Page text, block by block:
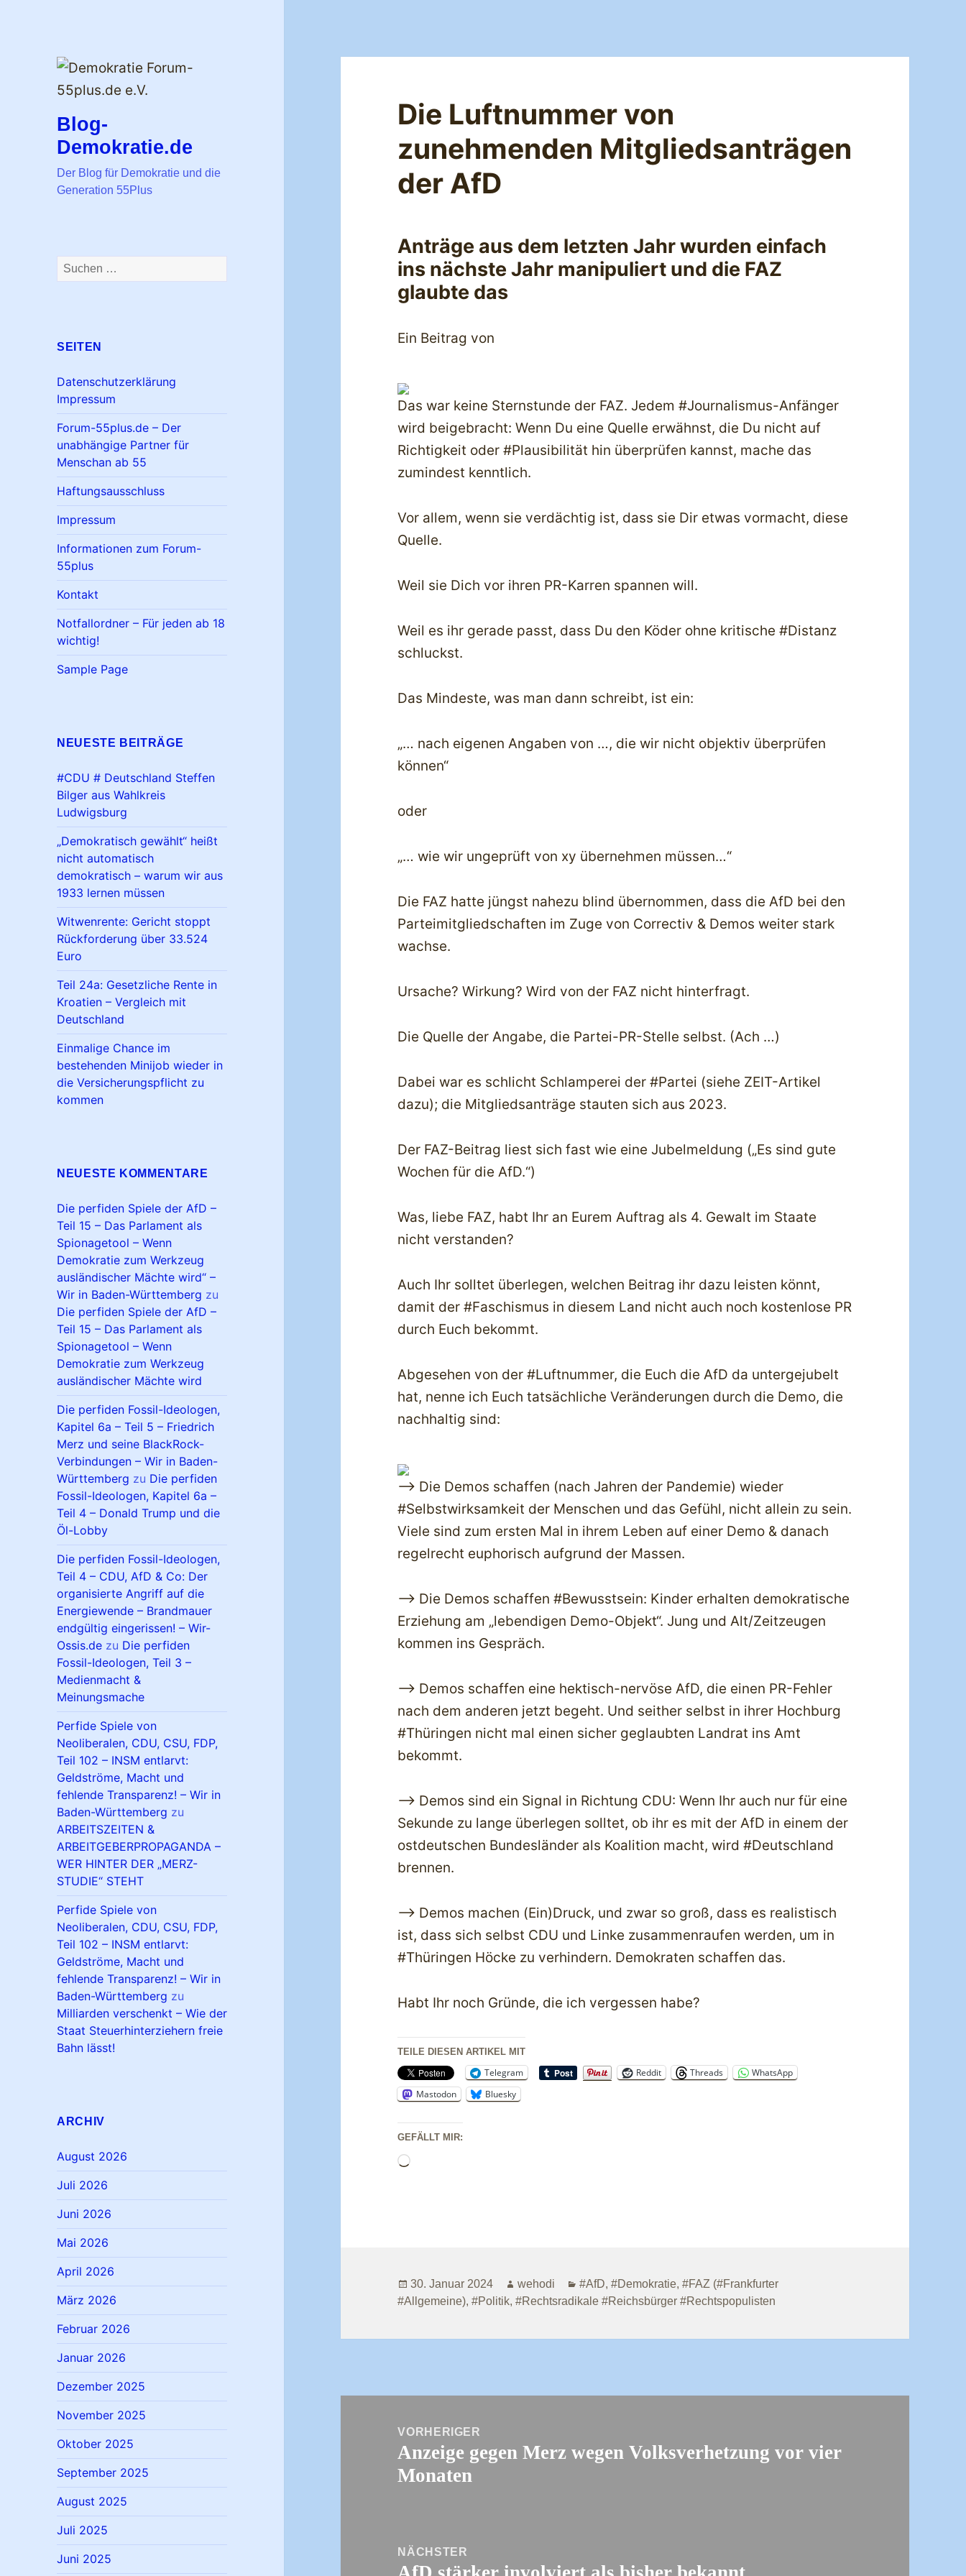
Blog-
Demokratie.de
Der Blog für Demokratie und die
Generation 55Plus
Suchen
nach:
SEITEN
Datenschutzerklärung
Impressum
Forum-55plus.de – Der
unabhängige Partner für
Menschan ab 55
Haftungsausschluss
Impressum
Informationen zum Forum-
55plus
Kontakt
Notfallordner – Für jeden ab 18
wichtig!
Sample Page
NEUESTE BEITRÄGE
#CDU # Deutschland Steffen
Bilger aus Wahlkreis
Ludwigsburg
„Demokratisch gewählt“ heißt
nicht automatisch
demokratisch – warum wir aus
1933 lernen müssen
Witwenrente: Gericht stoppt
Rückforderung über 33.524
Euro
Teil 24a: Gesetzliche Rente in
Kroatien – Vergleich mit
Deutschland
Einmalige Chance im
bestehenden Minijob wieder in
die Versicherungspflicht zu
kommen
NEUESTE KOMMENTARE
Die perfiden Spiele der AfD –
Teil 15 – Das Parlament als
Spionagetool – Wenn
Demokratie zum Werkzeug
ausländischer Mächte wird“ –
Wir in Baden-Württemberg zu
Die perfiden Spiele der AfD –
Teil 15 – Das Parlament als
Spionagetool – Wenn
Demokratie zum Werkzeug
ausländischer Mächte wird
Die perfiden Fossil-Ideologen,
Kapitel 6a – Teil 5 – Friedrich
Merz und seine BlackRock-
Verbindungen – Wir in Baden-
Württemberg zu Die perfiden
Fossil-Ideologen, Kapitel 6a –
Teil 4 – Donald Trump und die
Öl-Lobby
Die perfiden Fossil-Ideologen,
Teil 4 – CDU, AfD & Co: Der
organisierte Angriff auf die
Energiewende – Brandmauer
endgültig eingerissen! – Wir-
Ossis.de zu Die perfiden
Fossil-Ideologen, Teil 3 –
Medienmacht &
Meinungsmache
Perfide Spiele von
Neoliberalen, CDU, CSU, FDP,
Teil 102 – INSM entlarvt:
Geldströme, Macht und
fehlende Transparenz! – Wir in
Baden-Württemberg zu
ARBEITSZEITEN &
ARBEITGEBERPROPAGANDA –
WER HINTER DER „MERZ-
STUDIE“ STEHT
Perfide Spiele von
Neoliberalen, CDU, CSU, FDP,
Teil 102 – INSM entlarvt:
Geldströme, Macht und
fehlende Transparenz! – Wir in
Baden-Württemberg zu
Milliarden verschenkt – Wie der
Staat Steuerhinterziehern freie
Bahn lässt!
ARCHIV
August 2026
Juli 2026
Juni 2026
Mai 2026
April 2026
März 2026
Februar 2026
Januar 2026
Dezember 2025
November 2025
Oktober 2025
September 2025
August 2025
Juli 2025
Juni 2025
Die Luftnummer von
zunehmenden Mitgliedsanträgen
der AfD
Anträge aus dem letzten Jahr wurden einfach
ins nächste Jahr manipuliert und die FAZ
glaubte das
Ein Beitrag von
Das war keine Sternstunde der FAZ. Jedem #Journalismus-Anfänger
wird beigebracht: Wenn Du eine Quelle erwähnst, die Du nicht auf
Richtigkeit oder #Plausibilität hin überprüfen kannst, mache das
zumindest kenntlich.
Vor allem, wenn sie verdächtig ist, dass sie Dir etwas vormacht, diese
Quelle.
Weil sie Dich vor ihren PR-Karren spannen will.
Weil es ihr gerade passt, dass Du den Köder ohne kritische #Distanz
schluckst.
Das Mindeste, was man dann schreibt, ist ein:
„… nach eigenen Angaben von …, die wir nicht objektiv überprüfen
können“
oder
„… wie wir ungeprüft von xy übernehmen müssen…“
Die FAZ hatte jüngst nahezu blind übernommen, dass die AfD bei den
Parteimitgliedschaften im Zuge von Correctiv & Demos weiter stark
wachse.
Ursache? Wirkung? Wird von der FAZ nicht hinterfragt.
Die Quelle der Angabe, die Partei-PR-Stelle selbst. (Ach …)
Dabei war es schlicht Schlamperei der #Partei (siehe ZEIT-Artikel
dazu); die Mitgliedsanträge stauten sich aus 2023.
Der FAZ-Beitrag liest sich fast wie eine Jubelmeldung („Es sind gute
Wochen für die AfD.“)
Was, liebe FAZ, habt Ihr an Eurem Auftrag als 4. Gewalt im Staate
nicht verstanden?
Auch Ihr solltet überlegen, welchen Beitrag ihr dazu leisten könnt,
damit der #Faschismus in diesem Land nicht auch noch kostenlose PR
durch Euch bekommt.
Abgesehen von der #Luftnummer, die Euch die AfD da untergejubelt
hat, nenne ich Euch tatsächliche Veränderungen durch die Demo, die
nachhaltig sind:
—> Die Demos schaffen (nach Jahren der Pandemie) wieder
#Selbstwirksamkeit der Menschen und das Gefühl, nicht allein zu sein.
Viele sind zum ersten Mal in ihrem Leben auf einer Demo & danach
regelrecht euphorisch aufgrund der Massen.
—> Die Demos schaffen #Bewusstsein: Kinder erhalten demokratische
Erziehung am „lebendigen Demo-Objekt“. Jung und Alt/Zeitzeugen
kommen ins Gespräch.
—> Demos schaffen eine hektisch-nervöse AfD, die einen PR-Fehler
nach dem anderen jetzt begeht. Und seither selbst in ihrer Hochburg
#Thüringen nicht mal einen sicher geglaubten Landrat ins Amt
bekommt.
—> Demos sind ein Signal in Richtung CDU: Wenn Ihr auch nur für eine
Sekunde zu lange überlegen solltet, ob ihr es mit der AfD in einem der
ostdeutschen Bundesländer als Koalition macht, wird #Deutschland
brennen.
—> Demos machen (Ein)Druck, und zwar so groß, dass es realistisch
ist, dass sich selbst CDU und Linke zusammenraufen werden, um in
#Thüringen Höcke zu verhindern. Demokraten schaffen das.
Habt Ihr noch Gründe, die ich vergessen habe?
TEILE DIESEN ARTIKEL MIT
Telegram Reddit Threads
WhatsApp
Mastodon
Bluesky
GEFÄLLT MIR:
Wird
Veröffentlicht
am
30. Januar 2024 Autor
wehodi Kategorien
#AfD,#Demokratie,#FAZ (#Frankfurter
#Allgemeine),#Politik,#Rechtsradikale #Reichsbürger #Rechtspopulisten
VORHERIGER
Vorheriger
Beitrag:
Anzeige gegen Merz wegen Volksverhetzung vor vier
Monaten
NÄCHSTER
Nächster